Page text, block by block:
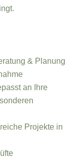
& Planung
an Ihre
Projekte in